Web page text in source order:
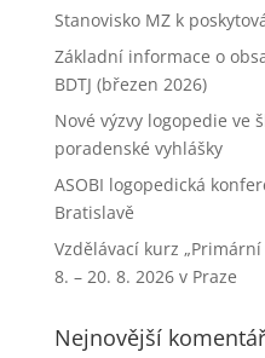
Stanovisko MZ k
Základní informace o
BDTJ (březen 2026)
Nové výzvy logopedie ve
poradenské vyhlášky
ASOBI logopedická
Bratislavě
Vzdělávací kurz
8. – 20. 8. 2026 v Praze
Nejnovější